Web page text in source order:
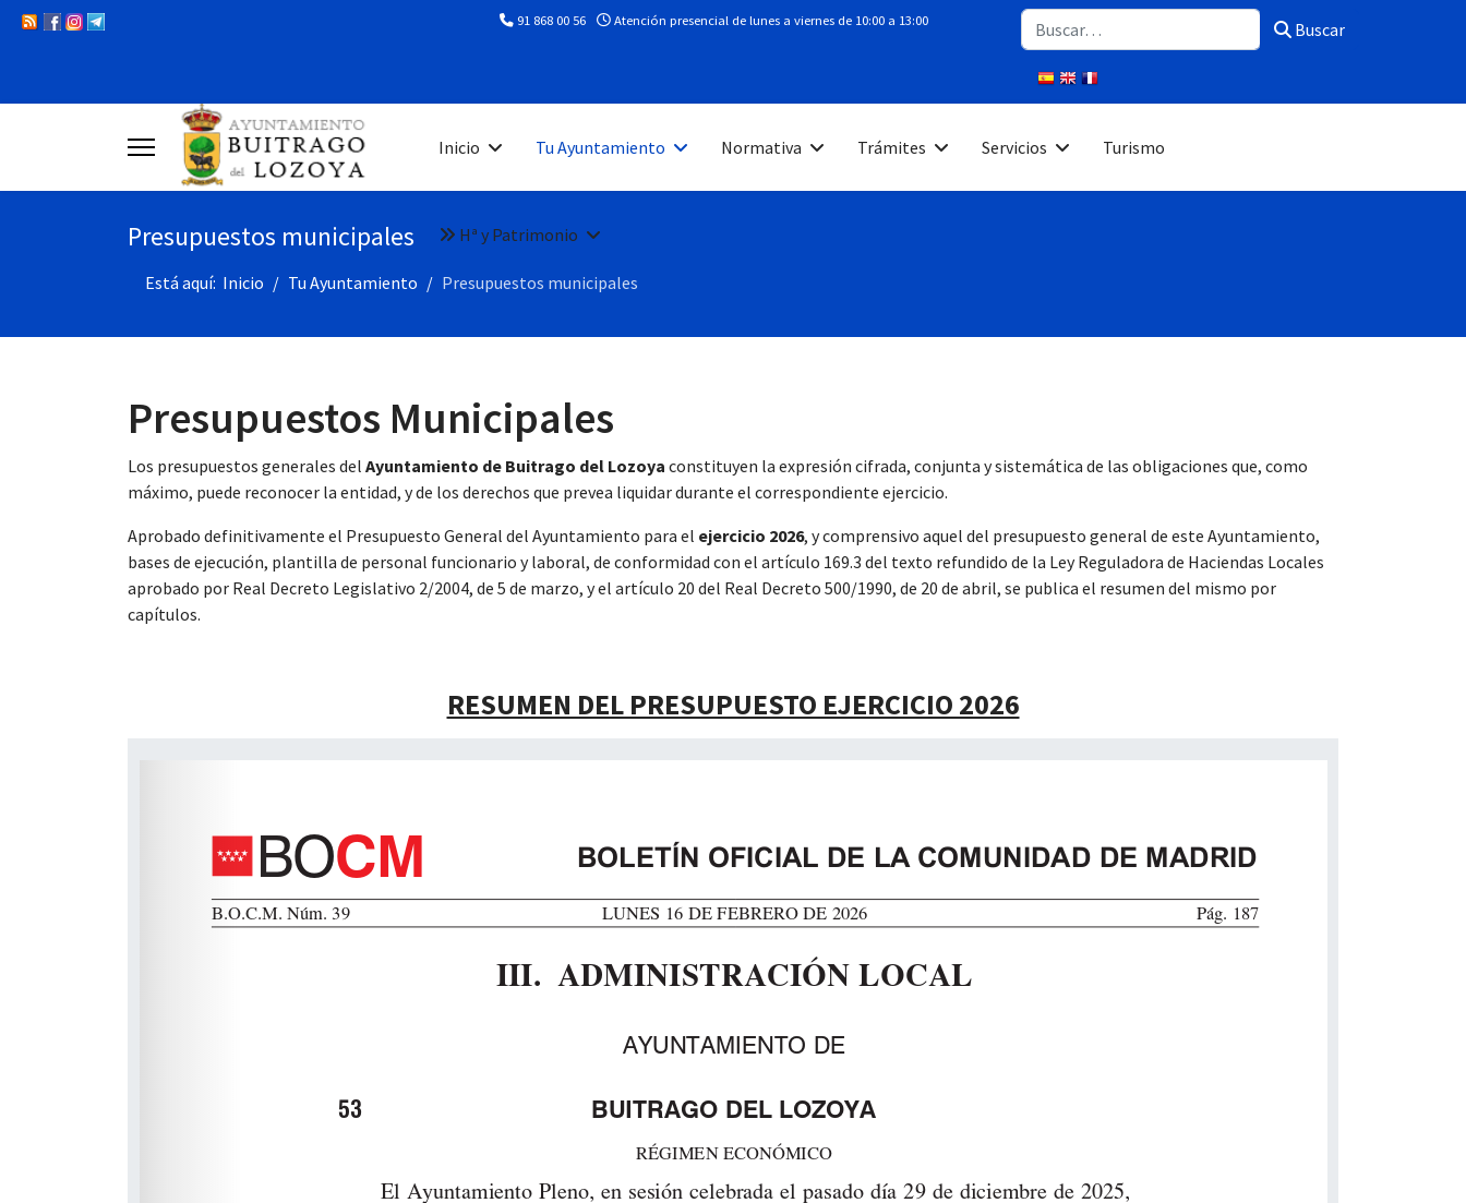
91 868 00 56 Atención presencial de lunes a viernes de 10:00 a 13:00 Buscar Buscar
Inicio Tu Ayuntamiento Normativa Trámites Servicios Turismo
Hª y Patrimonio
Presupuestos municipales
Está aquí: Inicio Tu Ayuntamiento Presupuestos municipales
Presupuestos Municipales
Los presupuestos generales del Ayuntamiento de Buitrago del Lozoya constituyen la expresión cifrada, conjunta y sistemática de las obligaciones que, como
máximo, puede reconocer la entidad, y de los derechos que prevea liquidar durante el correspondiente ejercicio.
Aprobado definitivamente el Presupuesto General del Ayuntamiento para el ejercicio 2026, y comprensivo aquel del presupuesto general de este Ayuntamiento,
bases de ejecución, plantilla de personal funcionario y laboral, de conformidad con el artículo 169.3 del texto refundido de la Ley Reguladora de Haciendas Locales
aprobado por Real Decreto Legislativo 2/2004, de 5 de marzo, y el artículo 20 del Real Decreto 500/1990, de 20 de abril, se publica el resumen del mismo por
capítulos.
RESUMEN DEL PRESUPUESTO EJERCICIO 2026